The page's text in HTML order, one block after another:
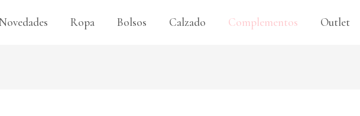
Ropa Bolsos Calzado Complementos Outlet